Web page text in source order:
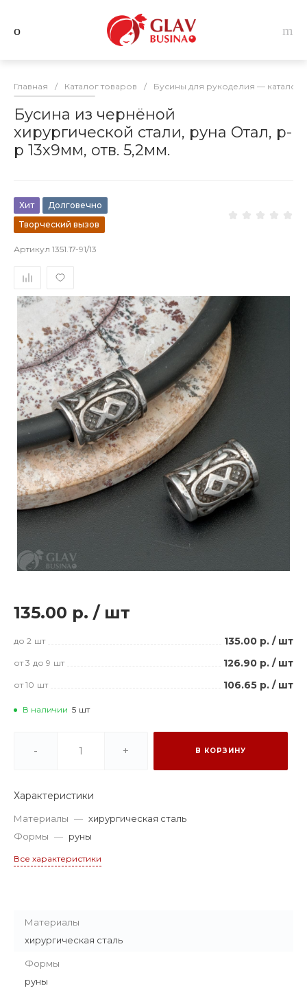
Главная / Каталог товаров / Бусины для рукоделия — каталог
Бусина из чернёной
хирургической стали, руна Отал, р-
р 13х9мм, отв. 5,2мм.
Хит
Долговечно
Творческий вызов
Артикул 1351.17-91/13
135.00 р. / шт
до 2 шт 135.00 р. / шт
от 3 до 9 шт 126.90 р. / шт
от 10 шт 106.65 р. / шт
В наличии 5 шт
- + В КОРЗИНУ
Характеристики
Материалы — хирургическая сталь
Формы — руны
Все характеристики
Материалы
хирургическая сталь
Формы
руны